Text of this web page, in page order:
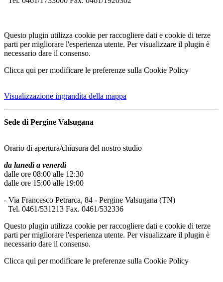
Questo plugin utilizza cookie per raccogliere dati e cookie di terze
parti per migliorare l'esperienza utente. Per visualizzare il plugin è
necessario dare il consenso.
Clicca qui per modificare le preferenze sulla Cookie Policy
Visualizzazione ingrandita della mappa
Sede di Pergine Valsugana
Orario di apertura/chiusura del nostro studio
da lunedì a venerdì
dalle ore 08:00 alle 12:30
dalle ore 15:00 alle 19:00
- Via Francesco Petrarca, 84 - Pergine Valsugana (TN)
Tel. 0461/531213 Fax. 0461/532336
Questo plugin utilizza cookie per raccogliere dati e cookie di terze
parti per migliorare l'esperienza utente. Per visualizzare il plugin è
necessario dare il consenso.
Clicca qui per modificare le preferenze sulla Cookie Policy